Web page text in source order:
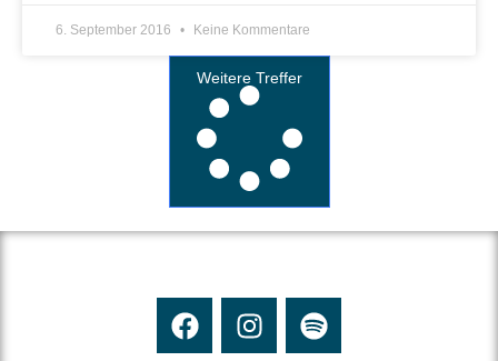
6. September 2016 Keine Kommentare
Weitere Treffer